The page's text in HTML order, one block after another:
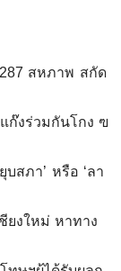
สหภาพ สกัด
ก๊งร่วมกันโกง ฃ
บสภา’ หรือ ‘ลา
ยงใหม่ หาทาง